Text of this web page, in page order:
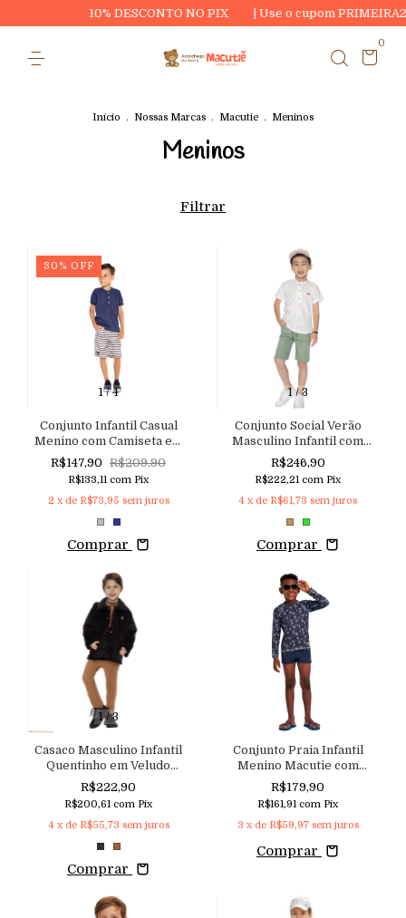
10% DESCONTO NO PIX | Use o cupom PRIMEIRA20 e
0
Início . Nossas Marcas . Macutie . Meninos
Meninos
Filtrar
1/4
30 % OFF
Conjunto Infantil Casual
Menino com Camiseta em
Malha e Shorts em
Moletom Macutie
R$147,90 R$209,90
R$133,11 com Pix
2 x de R$73,95 sem juros
Comprar
1/3
Conjunto Social Verão
Masculino Infantil com
Camiseta e Bermuda em
Linho Eco
R$246,90
R$222,21 com Pix
4 x de R$61,73 sem juros
Comprar
1/3
Casaco Masculino Infantil
Quentinho em Veludo
Cotelê Peluciado Macutie
R$222,90
R$200,61 com Pix
4 x de R$55,73 sem juros
Comprar
Conjunto Praia Infantil
Menino Macutie com
Camiseta Manga Longa UV
50+ e Sunga
R$179,90
R$161,91 com Pix
3 x de R$59,97 sem juros
Comprar